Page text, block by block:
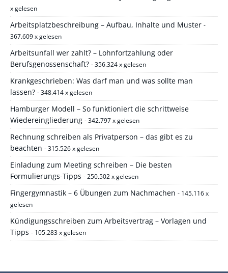
x gelesen
Arbeitsplatzbeschreibung – Aufbau, Inhalte und Muster -
367.609 x gelesen
Arbeitsunfall wer zahlt? – Lohnfortzahlung oder
Berufsgenossenschaft? - 356.324 x gelesen
Krankgeschrieben: Was darf man und was sollte man
lassen? - 348.414 x gelesen
Hamburger Modell – So funktioniert die schrittweise
Wiedereingliederung - 342.797 x gelesen
Rechnung schreiben als Privatperson – das gibt es zu
beachten - 315.526 x gelesen
Einladung zum Meeting schreiben – Die besten
Formulierungs-Tipps - 250.502 x gelesen
Fingergymnastik – 6 Übungen zum Nachmachen - 145.116 x
gelesen
Kündigungsschreiben zum Arbeitsvertrag – Vorlagen und
Tipps - 105.283 x gelesen